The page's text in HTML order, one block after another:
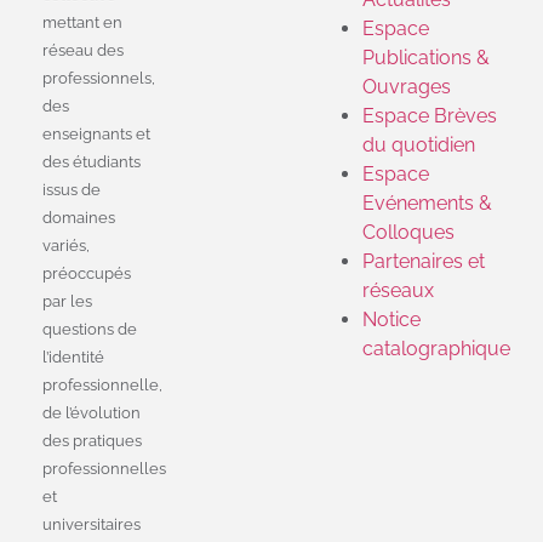
mettant en
réseau des
professionnels,
des
enseignants et
des étudiants
issus de
domaines
variés,
préoccupés
par les
questions de
l’identité
professionnelle,
de l’évolution
des pratiques
professionnelles
et
universitaires
Espace
Publications &
Ouvrages
Espace Brèves
du quotidien
Espace
Evénements &
Colloques
Partenaires et
réseaux
Notice
catalographique